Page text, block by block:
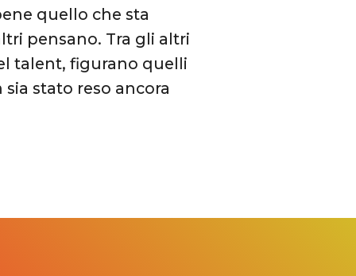
quello che sta
pensano. Tra gli altri
talent, figurano quelli
stato reso ancora